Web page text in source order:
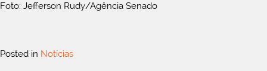
Foto: Jefferson Rudy/Agência Senado
Posted in Notícias